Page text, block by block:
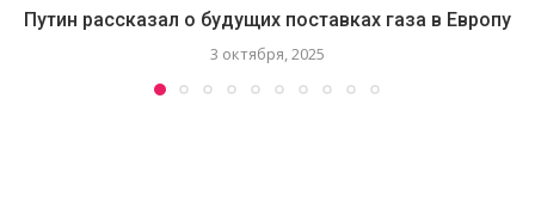
Путин рассказал о будущих поставках газа в Европу
3 октября, 2025